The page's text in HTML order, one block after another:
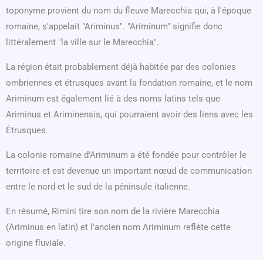
toponyme provient du nom du fleuve Marecchia qui, à l'époque
romaine, s'appelait "Ariminus". "Ariminum" signifie donc
littéralement "la ville sur le Marecchia".
La région était probablement déjà habitée par des colonies
ombriennes et étrusques avant la fondation romaine, et le nom
Ariminum est également lié à des noms latins tels que
Ariminus et Ariminensis, qui pourraient avoir des liens avec les
Étrusques.
La colonie romaine d'Ariminum a été fondée pour contrôler le
territoire et est devenue un important nœud de communication
entre le nord et le sud de la péninsule italienne.
En résumé, Rimini tire son nom de la rivière Marecchia
(Ariminus en latin) et l'ancien nom Ariminum reflète cette
origine fluviale.